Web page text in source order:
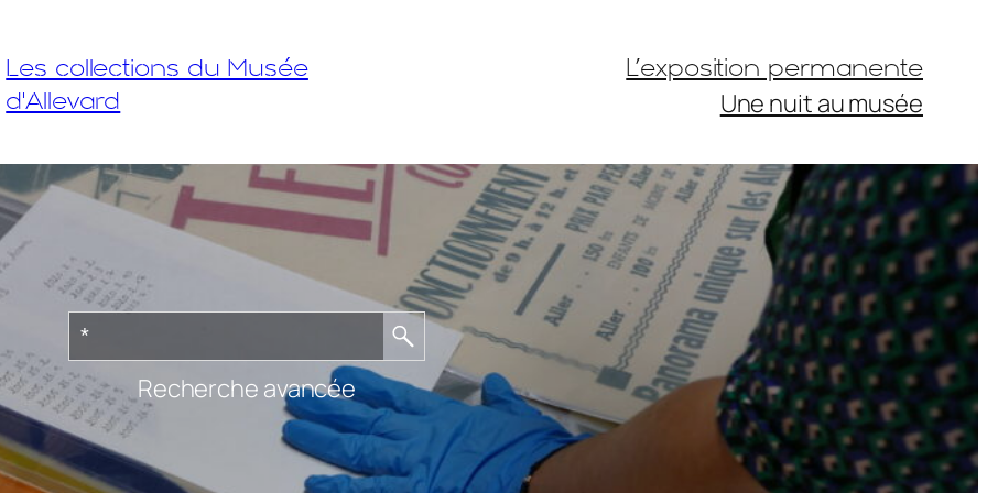
Les collections du Musée
d'Allevard
L’exposition permanente
Une nuit au musée
Recherche avancée